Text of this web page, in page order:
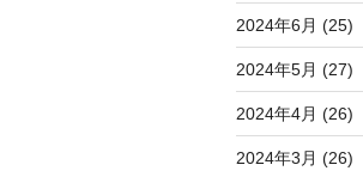
2024年6月 (25)
2024年5月 (27)
2024年4月 (26)
2024年3月 (26)